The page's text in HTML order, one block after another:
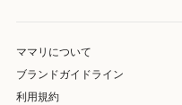
ママリについて
ブランドガイドライン
利用規約